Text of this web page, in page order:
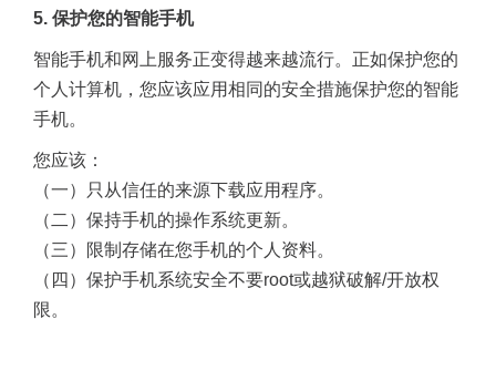
5. 保护您的智能手机
智能手机和网上服务正变得越来越流行。正如保护您的
个人计算机，您应该应用相同的安全措施保护您的智能
手机。
您应该：
（一）只从信任的来源下载应用程序。
（二）保持手机的操作系统更新。
（三）限制存储在您手机的个人资料。
（四）保护手机系统安全不要root或越狱破解/开放权
限。